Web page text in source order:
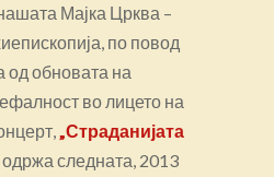
Мајка Црква –
по повод
од обновата на
во лицето на
„Страданијата
одржа следната, 2013